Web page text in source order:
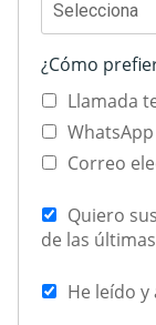
¿Cómo
Llamada
WhatsApp
Correo
Quiero
de las
He leído y